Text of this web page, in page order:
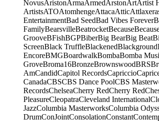
NovusAristonArmaArmedArstonArtArtist
ArtistsATOAtomhengeAttacaAttic
EntertainmentBad SeedBad Vibes Forever
FamilyBearsvilleBeatrocketBecause
GrooveBFishBGPBiberBig BearBig Beat
ScreenBlack TruffleBlackenedBlackground
EncoreBMGBoardwalkBombaBomba
GroveBroma16BronzeBrownswoodBRS
AmCandidCapitol RecordsCapriccio
CanadaCBSCBS Dance PoolCBS
RecordsChelseaCherry RedCherry Red
PleasureCleopatraCleveland International
JazzColumbia MasterworksColumbia
DrumConJointConsolationConstant